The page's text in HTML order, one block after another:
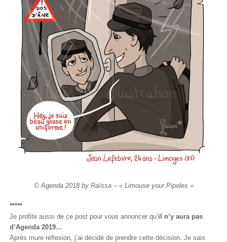
© Agenda 2018 by Raïssa – « Limouse your Pipoles »
*****
Je profite aussi de ce post pour vous annoncer qu’il n’y aura pas
d’Agenda 2019…
Après mure réflexion, j’ai décidé de prendre cette décision. Je sais